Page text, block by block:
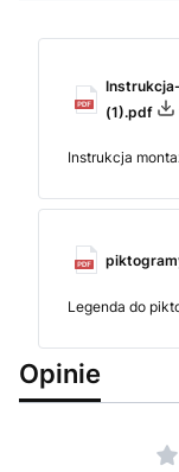
(1).pdf
Instrukcja
Legenda do
Opinie